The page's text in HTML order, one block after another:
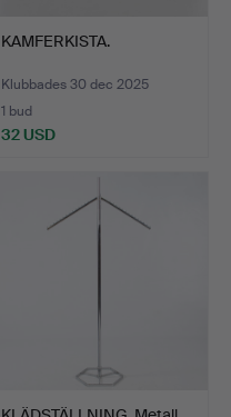
KAMFERKISTA.
Klubbades 30 dec 2025
1 bud
32 USD